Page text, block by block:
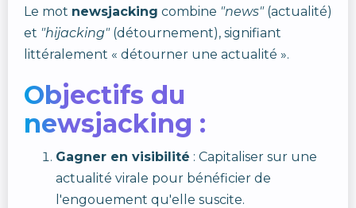
Le mot newsjacking combine "news"(actualité)
et "hijacking"(détournement), signifiant
littéralement « détourner une actualité ».
Objectifs du
newsjacking :
Gagner en visibilité : Capitaliser sur une
actualité virale pour bénéficier de
l'engouement qu'elle suscite.